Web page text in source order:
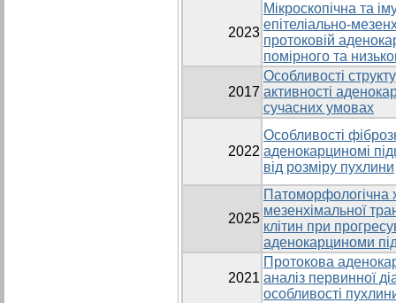
2023
Мікроскопічна та
епітеліально-
протоковій
помірного та
2017
Особливості
активності
сучасних умовах
2022
Особливості
аденокарциномі
від розміру пухлини
2025
Патоморфологічна
мезенхімальної
клітин при
аденокарциноми
2021
Протокова
аналіз первинної
особливості